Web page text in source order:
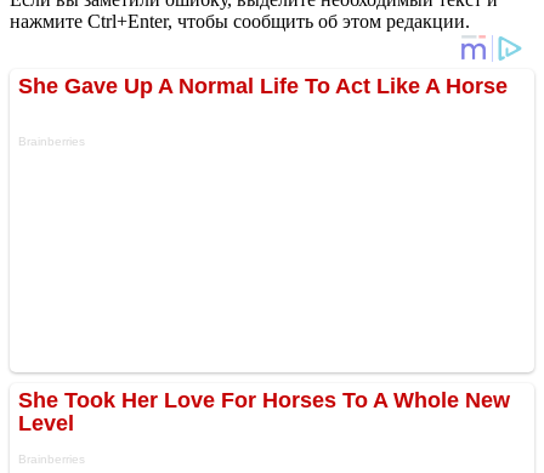
нажмите Ctrl+Enter, чтобы сообщить об этом редакции.